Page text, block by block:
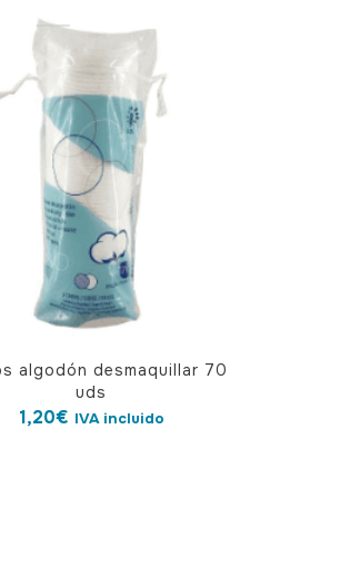
algodón desmaquillar 70
uds
1,20€ IVA incluido